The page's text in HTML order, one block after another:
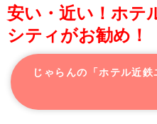
安い・近い！ホテ
シティがお勧め！
じゃらんの「ホテル近